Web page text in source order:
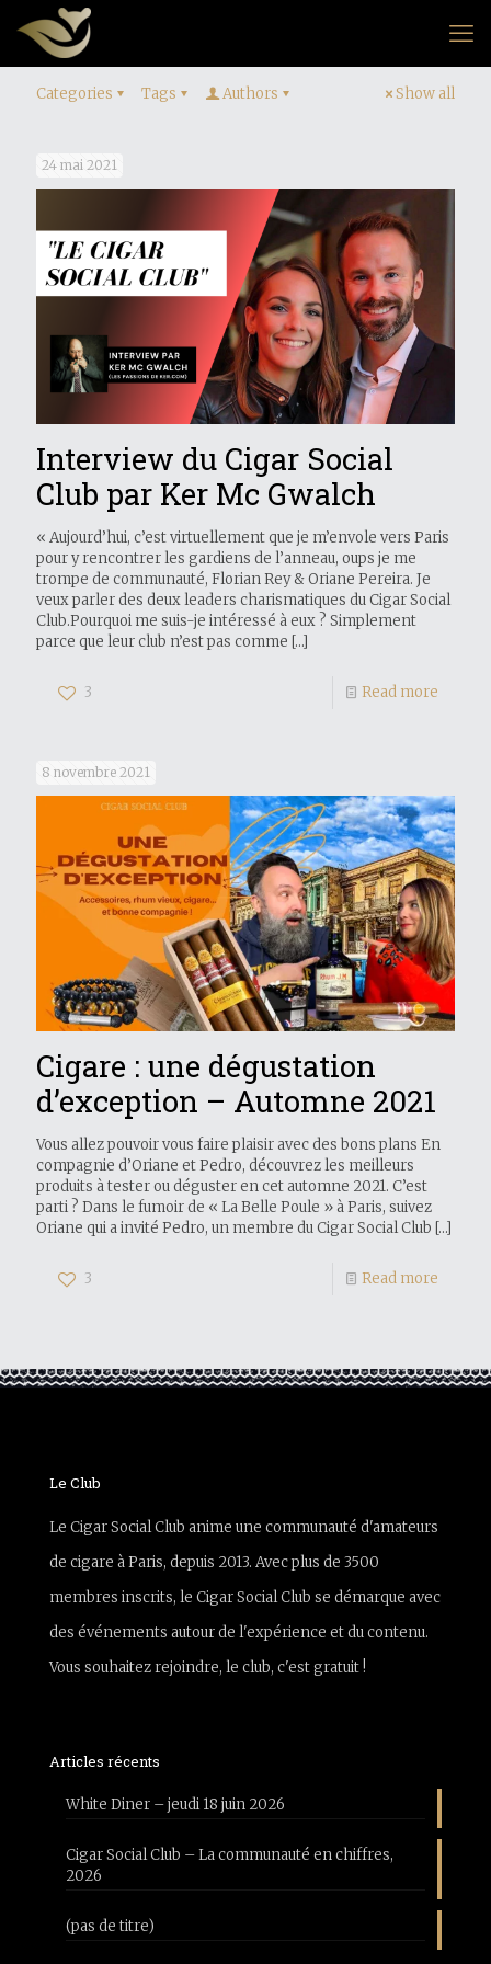
Categories Tags Authors Show all
24 mai 2021
Interview du Cigar Social
Club par Ker Mc Gwalch
« Aujourd’hui, c’est virtuellement que je m’envole vers Paris
pour y rencontrer les gardiens de l’anneau, oups je me
trompe de communauté, Florian Rey & Oriane Pereira. Je
veux parler des deux leaders charismatiques du Cigar Social
Club.Pourquoi me suis-je intéressé à eux ? Simplement
parce que leur club n’est pas comme […]
3 Read more
8 novembre 2021
Cigare : une dégustation
d’exception – Automne 2021
Vous allez pouvoir vous faire plaisir avec des bons plans En
compagnie d’Oriane et Pedro, découvrez les meilleurs
produits à tester ou déguster en cet automne 2021. C’est
parti ? Dans le fumoir de « La Belle Poule » à Paris, suivez
Oriane qui a invité Pedro, un membre du Cigar Social Club […]
3 Read more
Le Club
Le Cigar Social Club anime une communauté d'amateurs
de cigare à Paris, depuis 2013. Avec plus de 3500
membres inscrits, le Cigar Social Club se démarque avec
des événements autour de l'expérience et du contenu.
Vous souhaitez rejoindre, le club, c'est gratuit !
Articles récents
White Diner – jeudi 18 juin 2026
Cigar Social Club – La communauté en chiffres,
2026
(pas de titre)